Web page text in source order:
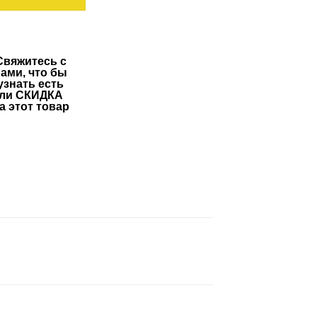
с
что бы
есть
СКИДКА
этот товар